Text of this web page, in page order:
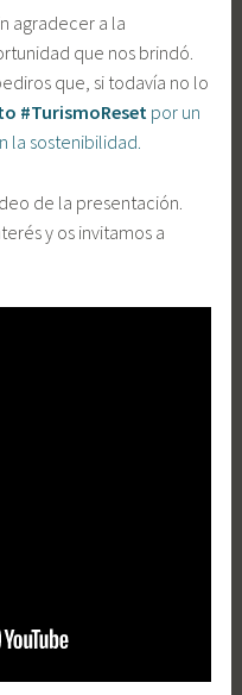
agradecer a la
que nos brindó.
que, si todavía no lo
#TurismoReset por un
sostenibilidad.
de la presentación.
y os invitamos a